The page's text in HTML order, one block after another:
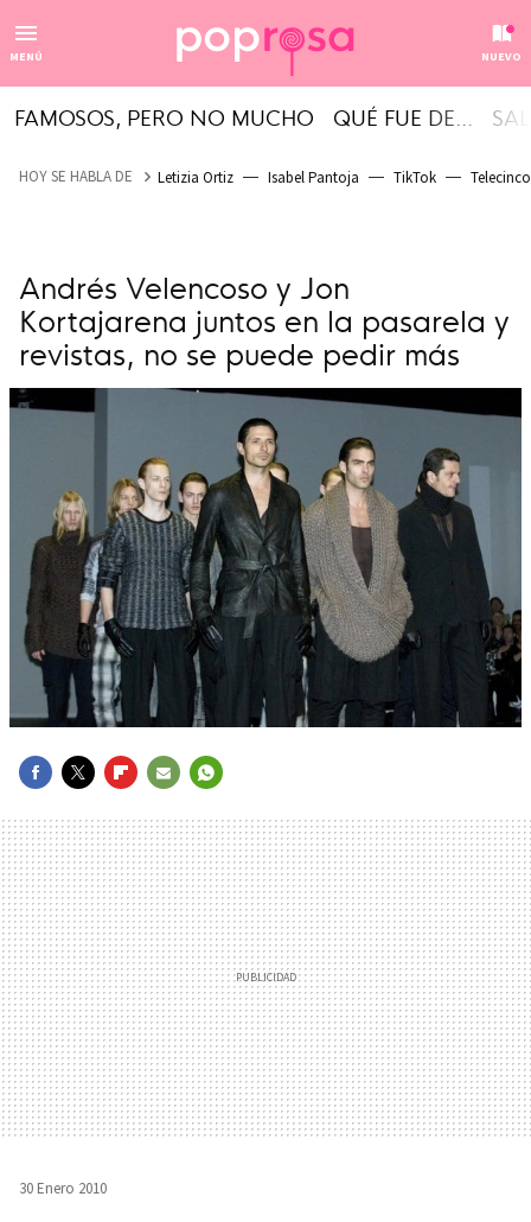
MENÚ NUEVO
FAMOSOS, PERO NO MUCHO QUÉ FUE DE...
HOY SE HABLA DE Letizia Ortiz Isabel Pantoja TikTok Telecinco
Andrés Velencoso y Jon
Kortajarena juntos en la pasarela y
revistas, no se puede pedir más
MAIL
30 Enero 2010